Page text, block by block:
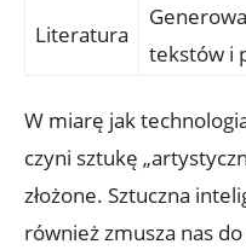
Literatura
tekstów i
W miarę jak
czyni sztukę
złożone. Sztuczna
również zmusza nas